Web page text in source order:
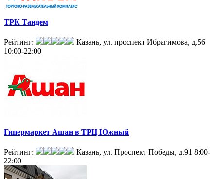
ТРК Тандем
Рейтинг:
Казань, ул. проспект Ибрагимова, д.56
10:00-22:00
Гипермаркет Ашан в ТРЦ Южный
Рейтинг: Казань, ул. Проспект Победы, д.91 8:00-
22:00